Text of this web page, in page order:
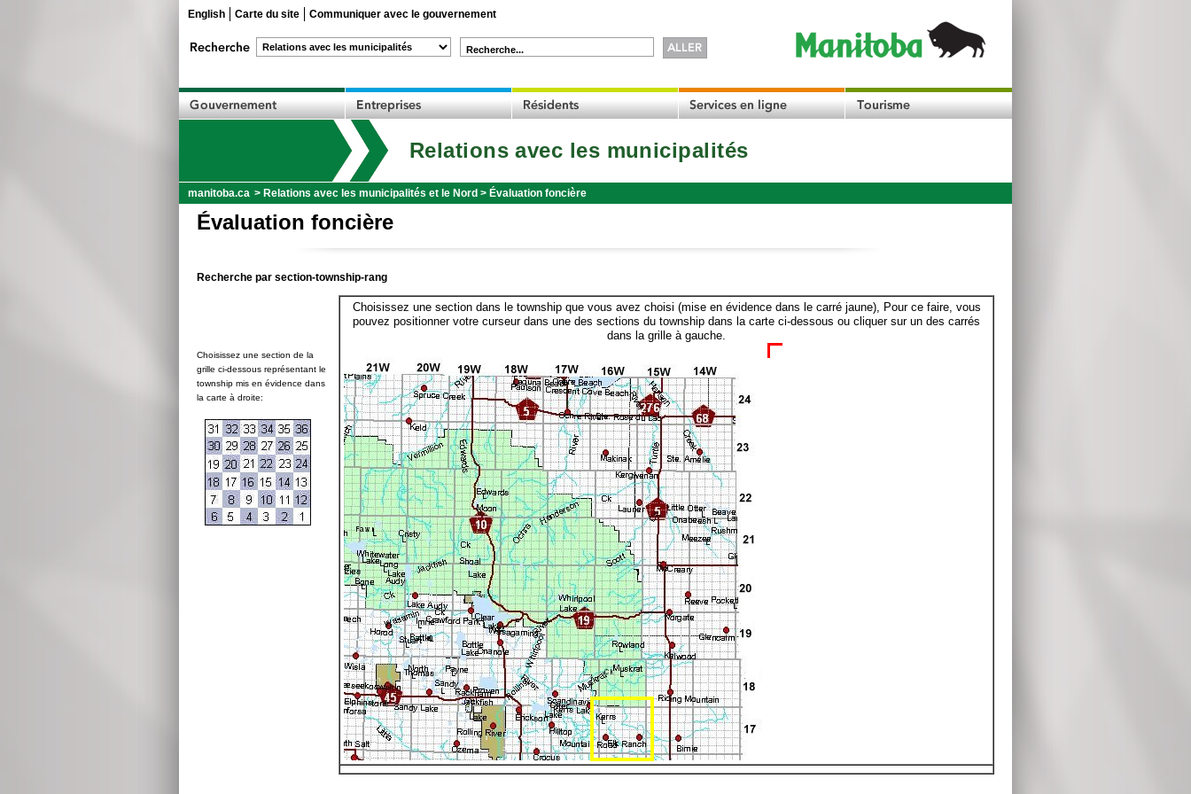
English Carte du site Communiquer avec le gouvernement
Recherche...
Relations avec les municipalités
manitoba.ca > Relations avec les municipalités et le Nord > Évaluation foncière
Évaluation foncière
Recherche par section-township-rang
Choisissez une section de la
grille ci-dessous représentant le
township mis en évidence dans
la carte à droite:
Choisissez une section dans le township que vous avez choisi (mise en évidence dans le carré jaune), Pour ce faire, vous
pouvez positionner votre curseur dans une des sections du township dans la carte ci-dessous ou cliquer sur un des carrés
dans la grille à gauche.